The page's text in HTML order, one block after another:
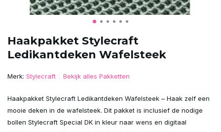
Haakpakket Stylecraft
Ledikantdeken Wafelsteek
Merk: Stylecraft Bekijk alles Pakketten
Haakpakket Stylecraft Ledikantdeken Wafelsteek – Haak zelf een
mooie deken in de wafelsteek. Dit pakket is inclusief de nodige
bollen Stylecraft Special DK in kleur naar wens en digitaal